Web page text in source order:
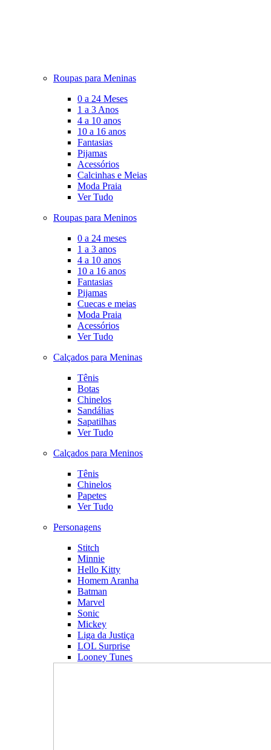
Roupas para Meninas
0 a 24 Meses
1 a 3 Anos
4 a 10 anos
10 a 16 anos
Fantasias
Pijamas
Acessórios
Calcinhas e Meias
Moda Praia
Ver Tudo
Roupas para Meninos
0 a 24 meses
1 a 3 anos
4 a 10 anos
10 a 16 anos
Fantasias
Pijamas
Cuecas e meias
Moda Praia
Acessórios
Ver Tudo
Calçados para Meninas
Tênis
Botas
Chinelos
Sandálias
Sapatilhas
Ver Tudo
Calçados para Meninos
Tênis
Chinelos
Papetes
Ver Tudo
Personagens
Stitch
Minnie
Hello Kitty
Homem Aranha
Batman
Marvel
Sonic
Mickey
Liga da Justiça
LOL Surprise
Looney Tunes